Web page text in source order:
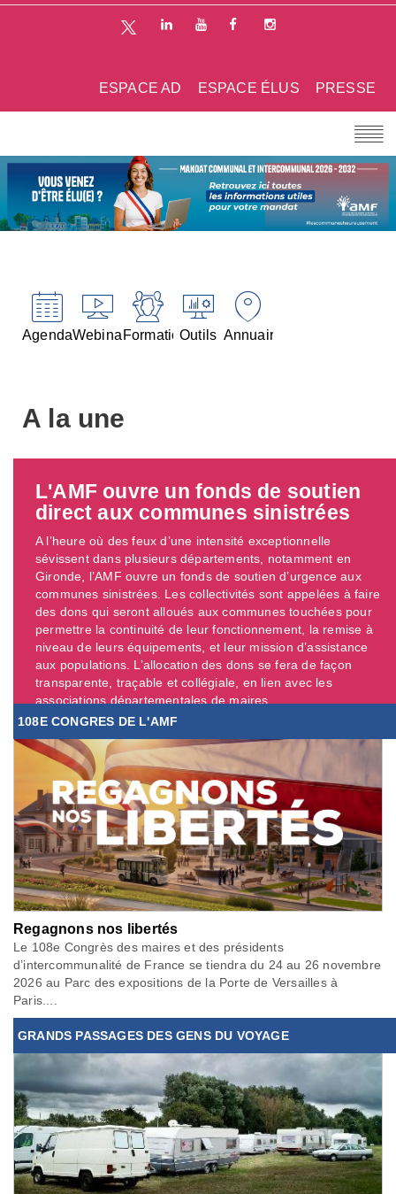
PRESSE
ESPACE ÉLUS
ESPACE AD
AgendaWebinairesFormationsOutils Annuaires
A la une
L'AMF ouvre un fonds de soutien
direct aux communes sinistrées
A l’heure où des feux d’une intensité exceptionnelle
sévissent dans plusieurs départements, notamment en
Gironde, l’AMF ouvre un fonds de soutien d’urgence aux
communes sinistrées. Les collectivités sont appelées à faire
des dons qui seront alloués aux communes touchées pour
permettre la continuité de leur fonctionnement, la remise à
niveau de leurs équipements, et leur mission d’assistance
aux populations. L’allocation des dons se fera de façon
transparente, traçable et collégiale, en lien avec les
associations départementales de maires. ...
108E CONGRES DE L'AMF
Regagnons nos libertés
Le 108e Congrès des maires et des présidents
d’intercommunalité de France se tiendra du 24 au 26 novembre
2026 au Parc des expositions de la Porte de Versailles à
Paris....
GRANDS PASSAGES DES GENS DU VOYAGE